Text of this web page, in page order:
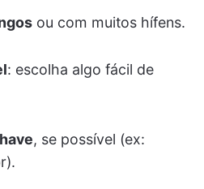
ou com muitos hífens.
: escolha algo fácil de
, se possível (ex: